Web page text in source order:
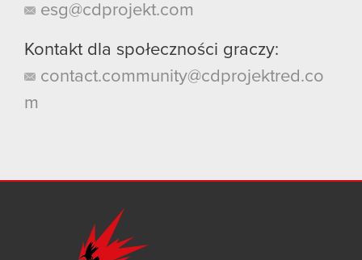
esg@cdprojekt.com
Kontakt dla społeczności graczy:
contact.community@cdprojektred.co
m